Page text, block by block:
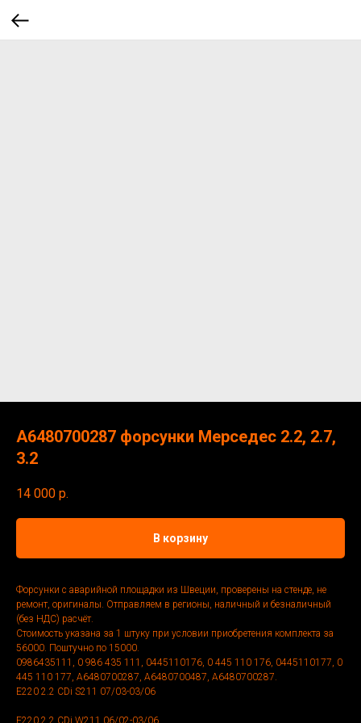
A6480700287 форсунки Мерседес 2.2, 2.7,
3.2
14 000 р.
В корзину
Форсунки с аварийной площадки из Швеции, проверены на стенде, не
ремонт, оригиналы. Отправляем в регионы, наличный и безналичный
(без НДС) расчёт.
Стоимость указана за 1 штуку при условии приобретения комплекта за
56000. Поштучно по 15000.
0986435111, 0 986 435 111, 0445110176, 0 445 110 176, 0445110177, 0
445 110 177, A6480700287, A6480700487, A6480700287.
E220 2.2 CDi S211 07/03-03/06